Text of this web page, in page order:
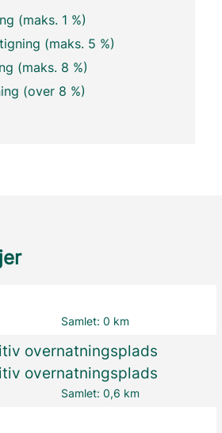
(maks. 1 %)
(maks. 5 %)
(maks. 8 %)
(over 8 %)
Samlet: 0 km
overnatningsplads
overnatningsplads
Samlet: 0,6 km